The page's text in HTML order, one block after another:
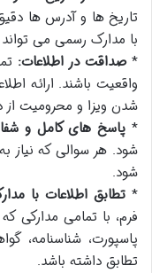
تاریخ ها و آدرس ها
با مدارک رسمی می
*صداقت در اطلاعات:
واقعیت باشند. ارائه
شدن ویزا و محرومیت
* پاسخ های کامل و
شود. هر سوالی که نیاز
شود.
* تطابق اطلاعات با
فرم، با تمامی مدارکی
پاسپورت، شناسنامه،
تطابق داشته باشد.